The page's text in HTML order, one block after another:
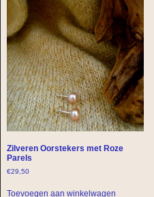
Zilveren Oorstekers met Roze
Parels
€29,50
Toevoegen aan winkelwagen